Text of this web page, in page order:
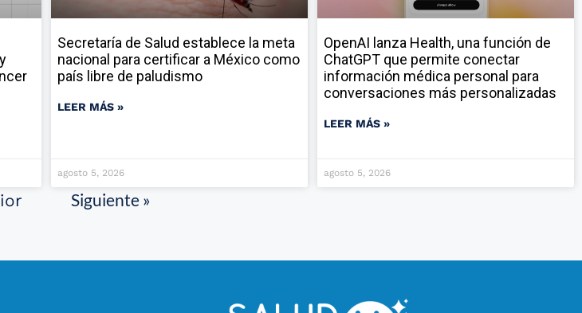
Secretaría de Salud establece la meta
nacional para certificar a México como
país libre de paludismo
LEER MÁS »
agosto 5, 2026
OpenAI lanza Health, una función de
ChatGPT que permite conectar
información médica personal para
conversaciones más personalizadas
LEER MÁS »
agosto 5, 2026
Siguiente »